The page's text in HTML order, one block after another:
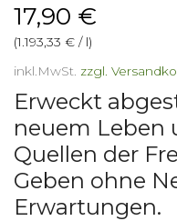
17,90 €
(1.193,33 € / l)
inkl.MwSt. zzgl.
Erweckt
neuem Leben
Quellen der
Geben ohne
Erwartungen.